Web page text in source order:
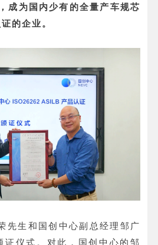
成为国内少有的全量产车规芯
的企业。
先生和国创中心副总经理邹广
证仪式。对此，国创中心的邹